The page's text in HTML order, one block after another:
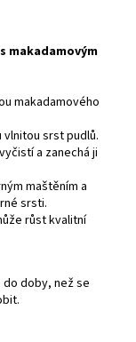
makadamovým
makadamového
srst pudlů.
a zanechá ji
maštěním a
srsti.
růst kvalitní
doby, než se